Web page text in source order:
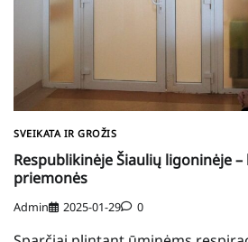
SVEIKATA IR GROŽIS
Respublikinėje Šiaulių ligoninėje
priemonės
Admin 2025-01-29 0